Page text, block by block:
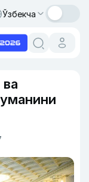
Ўзбекча